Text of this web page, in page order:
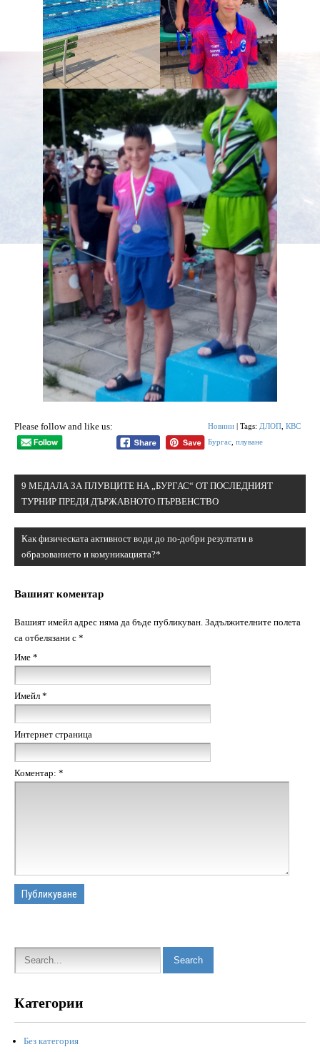
Please follow and like us: Новини | Tags: ДЛОП ,КВС
Бургас ,плуване
9 МЕДАЛА ЗА ПЛУВЦИТЕ НА „БУРГАС“ ОТ ПОСЛЕДНИЯТ
ТУРНИР ПРЕДИ ДЪРЖАВНОТО ПЪРВЕНСТВО
Как физическата активност води до по-добри резултати в
образованието и комуникацията?*
Вашият коментар
Вашият имейл адрес няма да бъде публикуван. Задължителните полета
са отбелязани с *
Име *
Имейл *
Интернет страница
Коментар: *
Категории
Без категория